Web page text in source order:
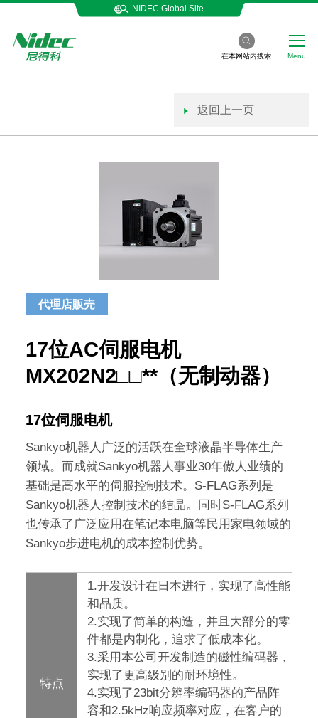
NIDEC Global Site
在本网站内搜索 Menu
返回上一页
代理店販売
17位AC伺服电机
MX202N2□□**（无制动器）
17位伺服电机
Sankyo机器人广泛的活跃在全球液晶半导体生产
领域。而成就Sankyo机器人事业30年傲人业绩的
基础是高水平的伺服控制技术。S-FLAG系列是
Sankyo机器人控制技术的结晶。同时S-FLAG系列
也传承了广泛应用在笔记本电脑等民用家电领域的
Sankyo步进电机的成本控制优势。
特点
1.开发设计在日本进行，实现了高性能
和品质。
2.实现了简单的构造，并且大部分的零
件都是内制化，追求了低成本化。
3.采用本公司开发制造的磁性编码器，
实现了更高级别的耐环境性。
4.实现了23bit分辨率编码器的产品阵
容和2.5kHz响应频率对应，在客户的